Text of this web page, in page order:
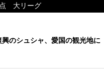
大リーグ
興のシュシャ、愛国の観光地に